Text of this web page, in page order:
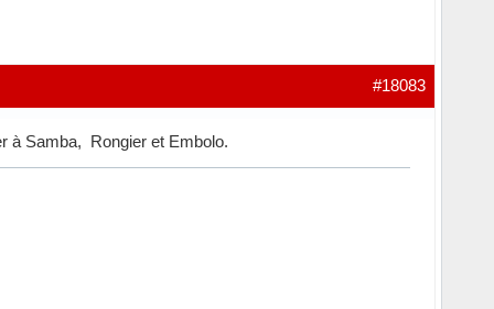
#18083
à Samba, Rongier et Embolo.